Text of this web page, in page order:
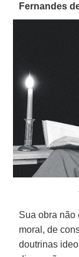
Fernandes
Sua obra não
moral, de
doutrinas